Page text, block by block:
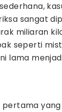
sangat
miliaran
seperti
lama
pertama